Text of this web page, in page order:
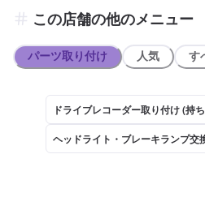
「ハローズ夢前台店」様より東に
この店舗の他のメニュー
パーツ取り付け 人気 す
ドライブレコーダー取り付け (持
ヘッドライト・ブレーキランプ交